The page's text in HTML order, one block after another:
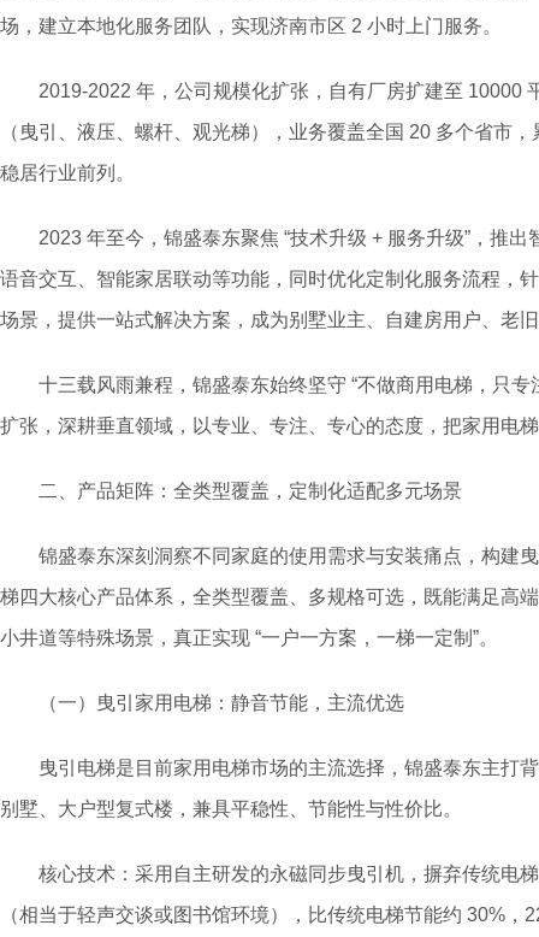
场，建立本地化服务团队，实现济南市区 2 小时上门服务。
2019-2022 年，公司规模化扩张，自有厂房扩建至 10000
（曳引、液压、螺杆、观光梯），业务覆盖全国 20 多个省市
稳居行业前列。
2023 年至今，锦盛泰东聚焦 “技术升级 + 服务升级”，推出
语音交互、智能家居联动等功能，同时优化定制化服务流程，
场景，提供一站式解决方案，成为别墅业主、自建房用户、老
十三载风雨兼程，锦盛泰东始终坚守 “不做商用电梯，只专
扩张，深耕垂直领域，以专业、专注、专心的态度，把家用电
二、产品矩阵：全类型覆盖，定制化适配多元场景
锦盛泰东深刻洞察不同家庭的使用需求与安装痛点，构建
梯四大核心产品体系，全类型覆盖、多规格可选，既能满足高
小井道等特殊场景，真正实现 “一户一方案，一梯一定制”。
（一）曳引家用电梯：静音节能，主流优选
曳引电梯是目前家用电梯市场的主流选择，锦盛泰东主打背
别墅、大户型复式楼，兼具平稳性、节能性与性价比。
核心技术：采用自主研发的永磁同步曳引机，摒弃传统电梯
（相当于轻声交谈或图书馆环境），比传统电梯节能约 30%